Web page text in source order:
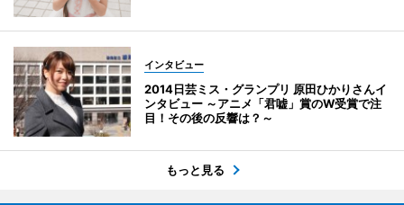
インタビュー
2014日芸ミス・グランプリ 原田ひかりさんイ
ンタビュー ～アニメ「君嘘」賞のW受賞で注
目！その後の反響は？～
もっと見る